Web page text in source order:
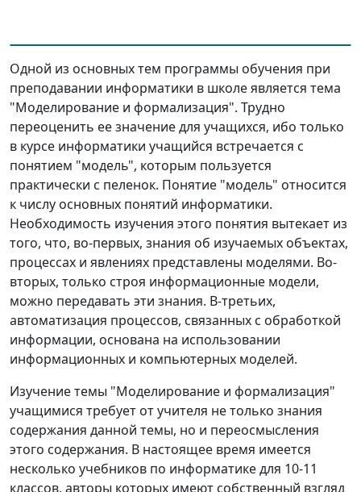
Одной из основных тем программы обучения при
преподавании информатики в школе является тема
"Моделирование и формализация". Трудно
переоценить ее значение для учащихся, ибо только
в курсе информатики учащийся встречается с
понятием "модель", которым пользуется
практически с пеленок. Понятие "модель" относится
к числу основных понятий информатики.
Необходимость изучения этого понятия вытекает из
того, что, во-первых, знания об изучаемых объектах,
процессах и явлениях представлены моделями. Во-
вторых, только строя информационные модели,
можно передавать эти знания. В-третьих,
автоматизация процессов, связанных с обработкой
информации, основана на использовании
информационных и компьютерных моделей.
Изучение темы "Моделирование и формализация"
учащимися требует от учителя не только знания
содержания данной темы, но и переосмысления
этого содержания. В настоящее время имеется
несколько учебников по информатике для 10-11
классов, авторы которых имеют собственный взгляд